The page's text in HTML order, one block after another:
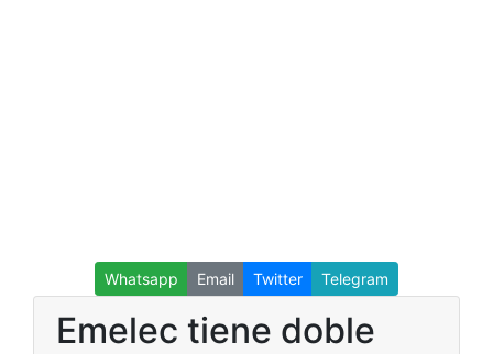
Whatsapp Email Twitter Telegram
Emelec tiene doble